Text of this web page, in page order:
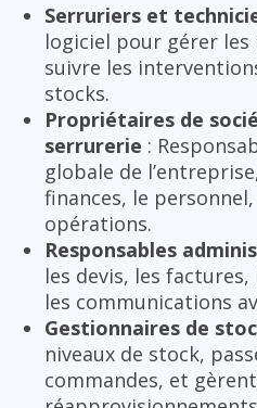
Serruriers et
logiciel pour gérer les
suivre les
stocks.
Propriétaires de
serrurerie :
globale de
finances, le
opérations.
Responsables
les devis, les
les communications
Gestionnaires de
niveaux de stock,
commandes, et